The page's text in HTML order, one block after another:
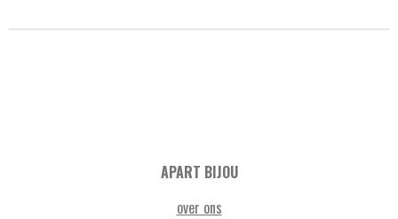
APART BIJOU
over ons